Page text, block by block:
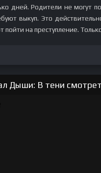
дней. Родители не могут
выкуп. Это
пойти на преступление.
Дыши: В тени